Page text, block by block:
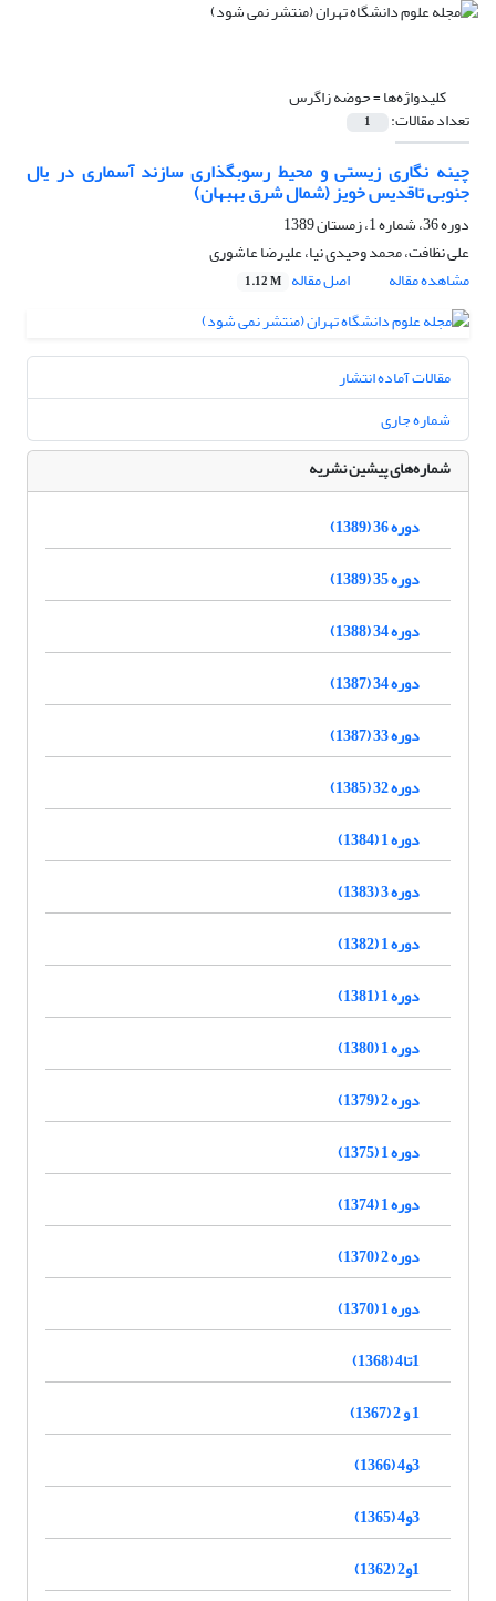
کلیدواژه‌ها =حوضه زاگرس
تعداد مقالات: 1
چینه نگاری زیستی و محیط رسوبگذاری سازند آسماری در یال
جنوبی تاقدیس خویز (شمال شرق بهبهان)
دوره 36، شماره 1، زمستان 1389
علی نظافت، محمد وحیدی نیا، علیرضا عاشوری
مشاهده مقاله
اصل مقاله 1.12 M
مقالات آماده انتشار
شماره جاری
شماره‌های پیشین نشریه
دوره 36 (1389)
دوره 35 (1389)
دوره 34 (1388)
دوره 34 (1387)
دوره 33 (1387)
دوره 32 (1385)
دوره 1 (1384)
دوره 3 (1383)
دوره 1 (1382)
دوره 1 (1381)
دوره 1 (1380)
دوره 2 (1379)
دوره 1 (1375)
دوره 1 (1374)
دوره 2 (1370)
دوره 1 (1370)
1تا4 (1368)
1 و 2 (1367)
3و4 (1366)
3و4 (1365)
1و2 (1362)